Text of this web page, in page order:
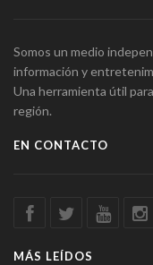
Somos un medio
información y
Una herramienta útil
región.
EN CONTACTO
MÁS LEÍDOS